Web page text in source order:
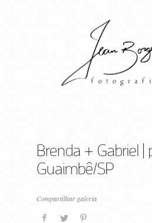
Brenda + Gabriel
Guaimbê/SP
Compartilhar galeria